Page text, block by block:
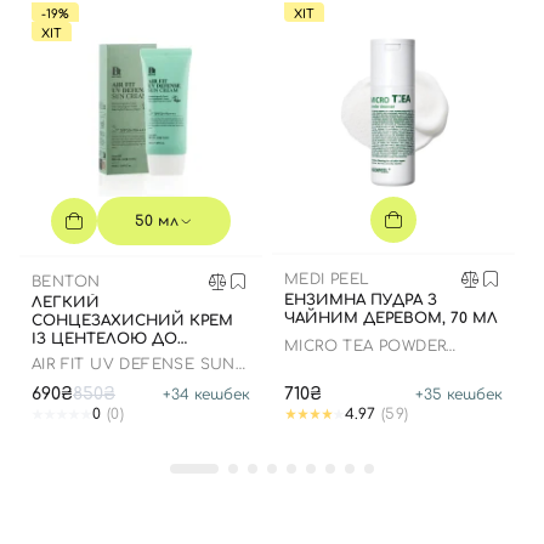
-19%
ХІТ
50 мл
BENTON
ЛЕГКИЙ
СОНЦЕЗАХИСНИЙ КРЕМ
ІЗ ЦЕНТЕЛОЮ ДО
07.01.2027 РОКУ
AIR FIT UV DEFENSE SUN
690₴850₴ +34 кешбек
0 (0)
ХІТ
MEDI PEEL
ЕНЗИМНА ПУДРА З
ЧАЙНИМ ДЕРЕВОМ, 70 МЛ
MICRO TEA POWDER
710₴ +35 кешбек
4.97 (59)
Номер телефону
Відправляючи форму для авторизації/реєстрації ви
приймаєте умови
Увійти за допомогою e-mail